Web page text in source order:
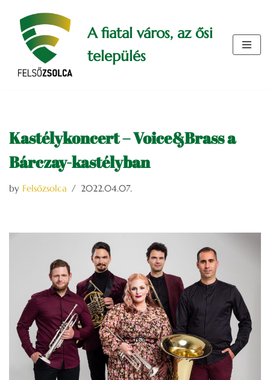
Skip
content
A fiatal város, az ősi
település
Kastélykoncert – Voice&Brass a
Bárczay-kastélyban
by Felsőzsolca 2022.04.07.